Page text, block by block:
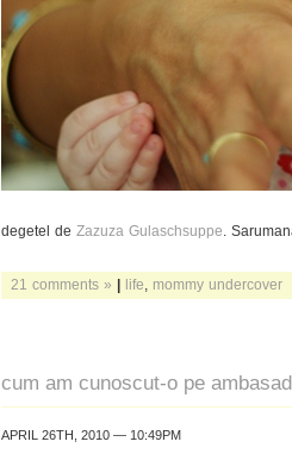
degetel de Zazuza Gulaschsuppe .
21 comments » | life mommy undercover
cum am cunoscut-o pe
APRIL 26TH, 2010 — 10:49PM